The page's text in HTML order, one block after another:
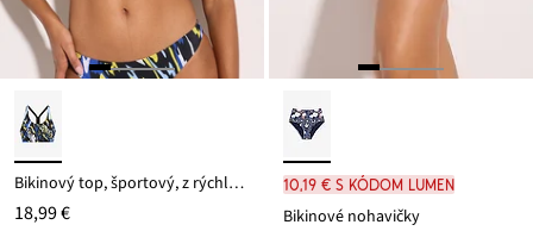
Bikinový top, športový, z rýchlo schnúceho materiálu
18,99 €
10,19 € s kódom LUMEN
Bikinové nohavičky